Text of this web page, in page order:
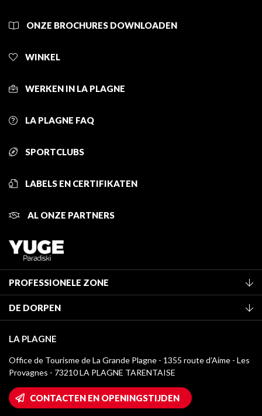
ONZE BROCHURES DOWNLOADEN
WINKEL
WERKEN IN LA PLAGNE
LA PLAGNE FAQ
SPORTCLUBS
LABELS EN CERTIFIKATEN
AL ONZE PARTNERS
PROFESSIONELE ZONE
Classificatie van de gemeubileerde accommodaties
Verblijfstaks
Mediatheek
La Plagne logo's
Wifi toegang
Huis van de eigenaar
DE DORPEN
Montchavin - Les Coches
Champagny-en-Vanoise
Plagne 1800
LA PLAGNE
Office de Tourisme de La Grande Plagne - 1355 route d’Aime - Les
Provagnes - 73210 LA PLAGNE TARENTAISE
CONTACTEN EN OPENINGSTIJDEN